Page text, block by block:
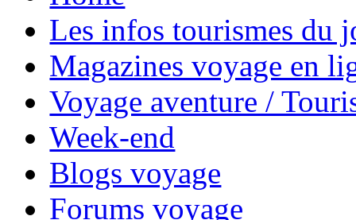
Les infos tourismes du
Magazines voyage en
Voyage aventure /
Week-end
Blogs voyage
Forums voyage